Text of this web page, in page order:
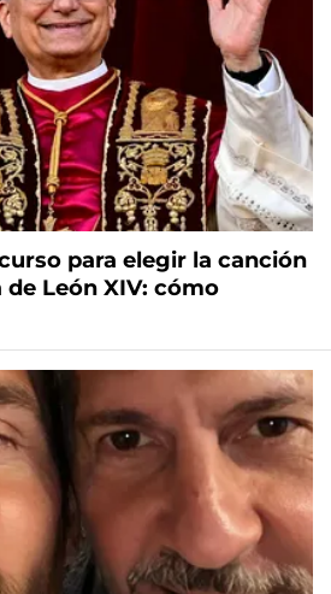
para elegir la canción
León XIV: cómo